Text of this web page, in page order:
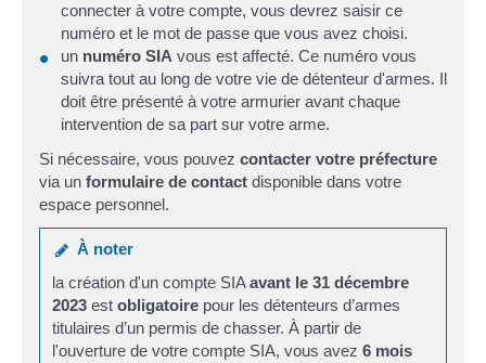
connecter à votre compte, vous devrez saisir ce
numéro et le mot de passe que vous avez choisi.
un numéro SIA vous est affecté. Ce numéro vous
suivra tout au long de votre vie de détenteur d'armes. Il
doit être présenté à votre armurier avant chaque
intervention de sa part sur votre arme.
Si nécessaire, vous pouvez contacter votre préfecture
via un formulaire de contact disponible dans votre
espace personnel.
À noter
la création d'un compte SIAavant le 31 décembre
2023 estobligatoire pour les détenteurs d’armes
titulaires d’un permis de chasser. À partir de
l'ouverture de votre compte SIA, vous avez6 mois